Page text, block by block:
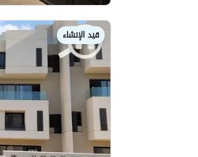
قيد الإنشاء